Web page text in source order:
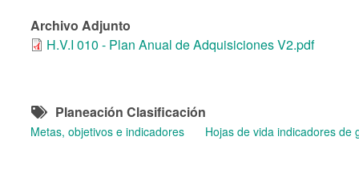
Archivo Adjunto
H.V.I 010 - Plan Anual de Adquisiciones V2.pdf
Planeación Clasificación
Metas, objetivos e indicadores Hojas de vida indicadores de